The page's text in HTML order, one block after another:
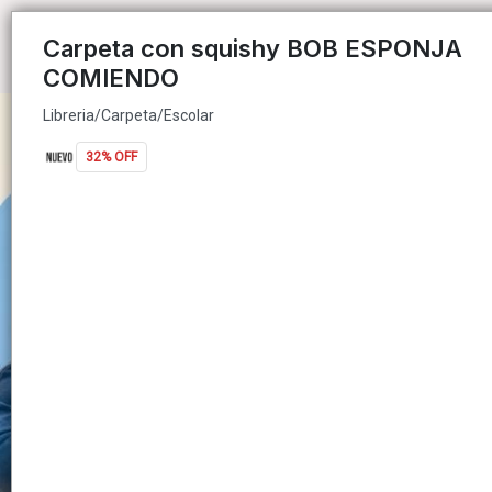
Libreria/Carpeta/Escolar
Carpeta con squishy BOB ESPONJA
COMIENDO
Libreria/Carpeta/Escolar
32% OFF